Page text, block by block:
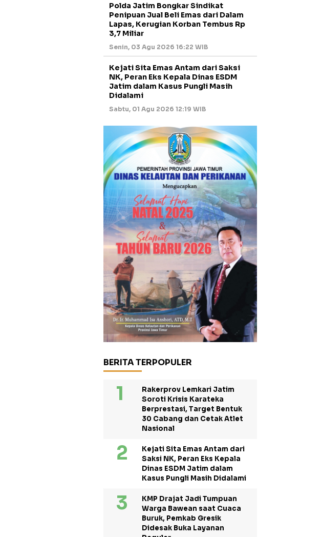
Polda Jatim Bongkar Sindikat
Penipuan Jual Beli Emas dari Dalam
Lapas, Kerugian Korban Tembus Rp
3,7 Miliar
Senin, 03 Agu 2026 16:22 WIB
Kejati Sita Emas Antam dari Saksi
NK, Peran Eks Kepala Dinas ESDM
Jatim dalam Kasus Pungli Masih
Didalami
Sabtu, 01 Agu 2026 12:19 WIB
BERITA TERPOPULER
Rakerprov Lemkari Jatim
Soroti Krisis Karateka
Berprestasi, Target Bentuk
30 Cabang dan Cetak Atlet
Nasional
Kejati Sita Emas Antam dari
Saksi NK, Peran Eks Kepala
Dinas ESDM Jatim dalam
Kasus Pungli Masih Didalami
KMP Drajat Jadi Tumpuan
Warga Bawean saat Cuaca
Buruk, Pemkab Gresik
Didesak Buka Layanan